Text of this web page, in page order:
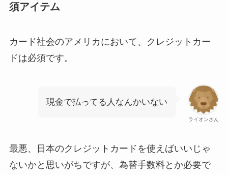
須アイテム
カード社会のアメリカにおいて、クレジットカー
ドは必須です。
ライオンさん
現金で払ってる人なんかいない
最悪、日本のクレジットカードを使えばいいじゃ
ないかと思いがちですが、為替手数料とか必要で